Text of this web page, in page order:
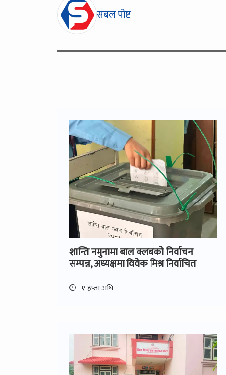
सबल पोष्ट
शान्ति नमुनामा बाल क्लबको निर्वाचन
सम्पन्न, अध्यक्षमा विवेक मिश्र निर्वाचित
१ हप्ता अघि